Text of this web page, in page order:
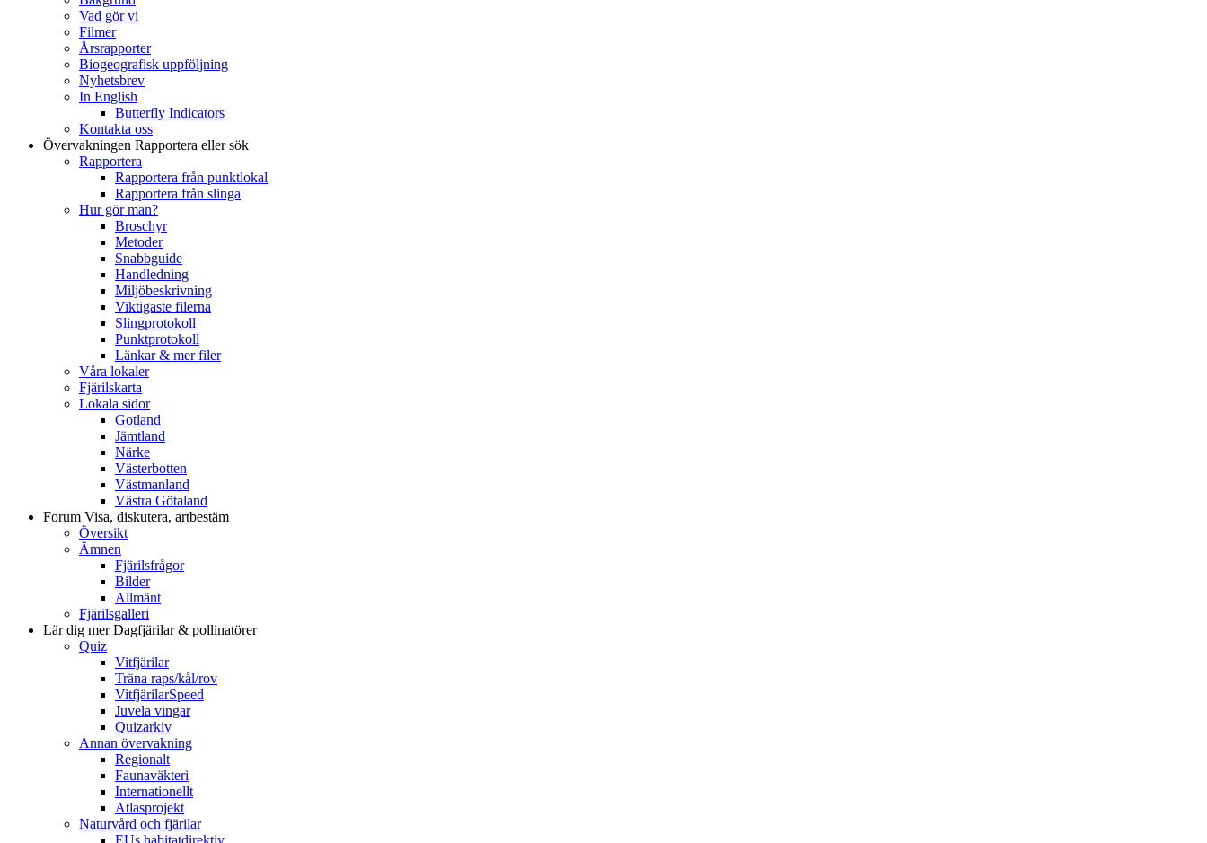
Vad gör vi
Filmer
Årsrapporter
Biogeografisk uppföljning
Nyhetsbrev
In English
Butterfly Indicators
Kontakta oss
Övervakningen Rapportera eller sök
Rapportera
Rapportera från punktlokal
Rapportera från slinga
Hur gör man?
Broschyr
Metoder
Snabbguide
Handledning
Miljöbeskrivning
Viktigaste filerna
Slingprotokoll
Punktprotokoll
Länkar & mer filer
Våra lokaler
Fjärilskarta
Lokala sidor
Gotland
Jämtland
Närke
Västerbotten
Västmanland
Västra Götaland
Forum Visa, diskutera, artbestäm
Översikt
Ämnen
Fjärilsfrågor
Bilder
Allmänt
Fjärilsgalleri
Lär dig merDagfjärilar & pollinatörer
Quiz
Vitfjärilar
Träna raps/kål/rov
VitfjärilarSpeed
Juvela vingar
Quizarkiv
Annan övervakning
Regionalt
Faunaväkteri
Internationellt
Atlasprojekt
Naturvård och fjärilar
EUs habitatdirektiv